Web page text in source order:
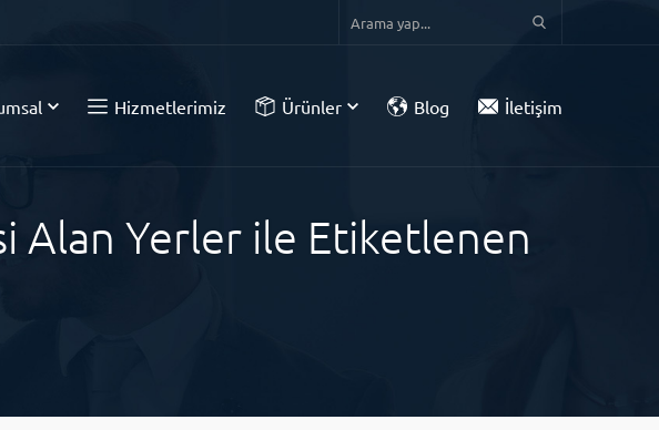
Hizmetlerimiz Ürünler Blog İletişim
Alan Yerler ile Etiketlenen